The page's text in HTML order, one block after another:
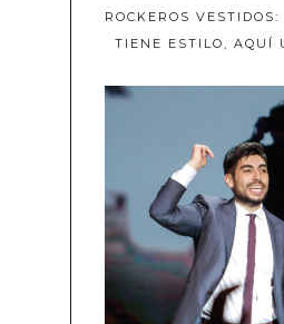
ROCKEROS
TIENE ESTILO, AQUÍ